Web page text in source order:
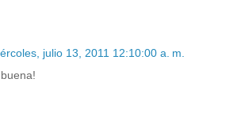
julio 13, 2011 12:10:00 a. m.